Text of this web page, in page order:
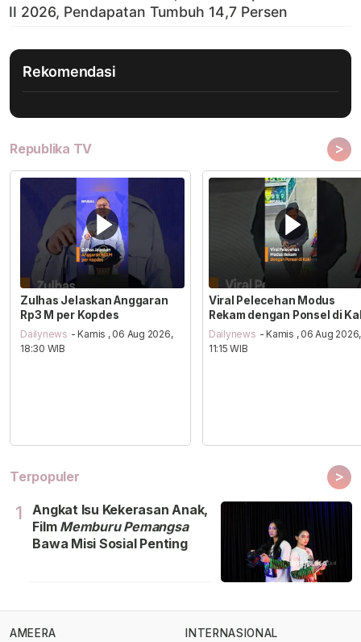
Rekomendasi
Republika TV >
Zulhas Jelaskan Anggaran
Rp3 M per Kopdes
Dailynews - Kamis , 06 Aug 2026,
18:30 WIB
Viral Pelecehan Modus
Rekam dengan Ponsel di
Dailynews - Kamis , 06 Aug 2026,
11:15 WIB
Terpopuler >
1
Angkat Isu Kekerasan Anak,
Film Memburu Pemangsa
Bawa Misi Sosial Penting
AMEERA INTERNASIONAL